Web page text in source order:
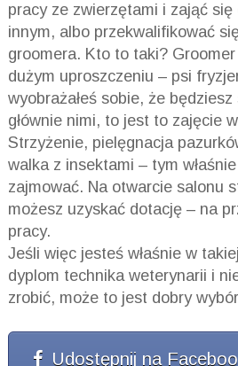
pracy ze zwierzętami i zająć się
innym, albo przekwalifikować
groomera. Kto to taki?
dużym uproszczeniu – psi
wyobrażałeś sobie, że
głównie nimi, to jest to zajęcie
Strzyżenie, pielęgnacja
walka z insektami – tym
zajmować. Na otwarcie salonu
możesz uzyskać dotację – na
pracy.
Jeśli więc jesteś właśnie w
dyplom technika weterynarii i
zrobić, może to jest dobry
Udostępnij na